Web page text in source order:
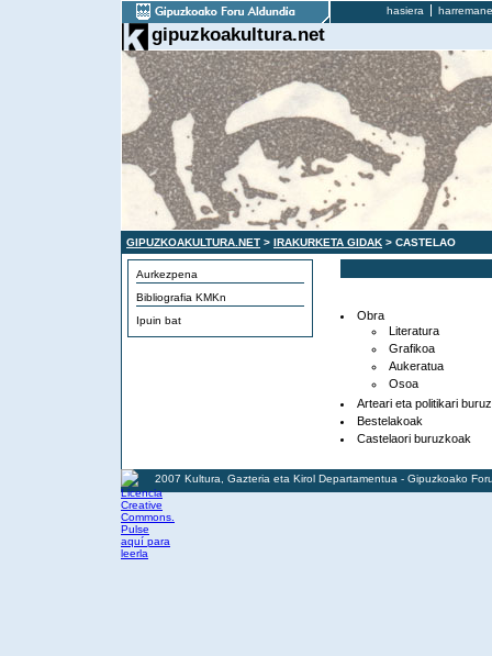
hasiera
gipuzkoakultura.net
GIPUZKOAKULTURA.NET > IRAKURKETA GIDAK > CASTELAO
Aurkezpena
Bibliografia KMKn
Ipuin bat
Obra
Literatura
Grafikoa
Aukeratua
Osoa
Arteari eta politikari
Bestelakoak
Castelaori buruzkoak
2007 Kultura, Gazteria eta Kirol Departamentua - Gipuzkoako